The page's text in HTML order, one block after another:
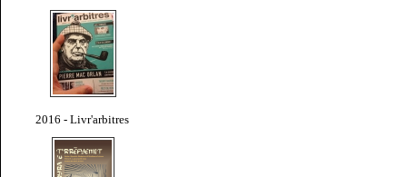
2016 - Livr'arbitres